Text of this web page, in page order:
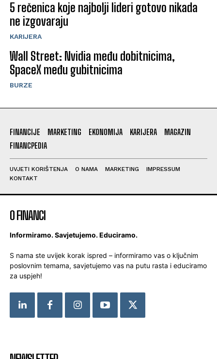
5 rečenica koje najbolji lideri gotovo nikada
ne izgovaraju
KARIJERA
Wall Street: Nvidia među dobitnicima,
SpaceX među gubitnicima
BURZE
FINANCIJE MARKETING EKONOMIJA KARIJERA
MAGAZIN
FINANCPEDIA
UVJETI KORIŠTENJA O NAMA MARKETING
IMPRESSUM
KONTAKT
O FINANCI
Informiramo. Savjetujemo. Educiramo.
S nama ste uvijek korak ispred – informiramo vas o ključnim
poslovnim temama, savjetujemo vas na putu rasta i educiramo
za uspjeh!